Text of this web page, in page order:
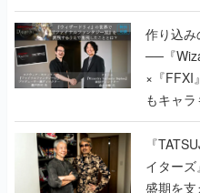
作り込
──『
×『FFXI
もキャ
で作り
く
『
イター
盛期を